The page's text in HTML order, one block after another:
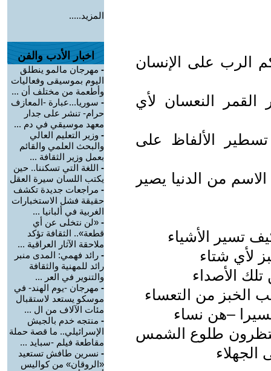
الرب على الإنسان
القمر النعسان لأي
الألفاظ على
من الدنيا يصير
تسير الأشياء
لأي شتاء
الأصداء
الخبز من التعساء
–هن نساء
طلوع الشمس
الجهلاء
المزيد.....
اخبار الأدب والفن
- مهرجان مالمو ينطلق
اليوم بموسيقى وفعاليات
وأطعمة من مختلف أن ...
- سوريا...عبارة -المعازف
حرام- تنشر على جدار
معهد موسيقي في دم ...
- وزير التعليم العالي
والبحث العلمي والقائم
بعمل وزير الثقافة ...
- اللغة التي تسكننا.. حين
يكتب اللسان سيرة العقل
- مراجعات جديدة تكشف
حقيقة فشل الاستخبارات
الغربية في ألبانيا ...
- «لن نتخلى عن أي
قطعة».. الثقافة تؤكد
ملاحقة الآثار العراقية ...
- رائد فهمي: المدى منبر
رائد للمهنية والثقافة
والتنوير في العر ...
- مهرجان -يوم الهند- في
موسكو يستعد لاستقبال
مئات الآلاف من ال ...
- منتجه خدم بالجيش
الإسرائيلي.. ما قصة حملة
مقاطعة فيلم -سبايد ...
- نسرين طافش تستعيد
«الروقان» من كواليس